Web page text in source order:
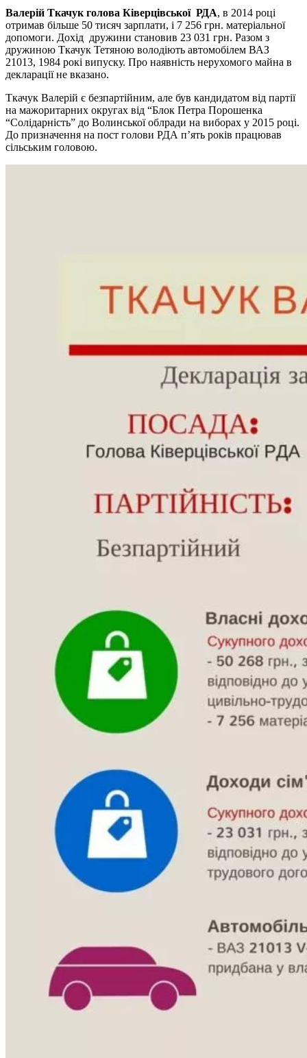
Валерій Ткачук голова Ківерцівської РДА, в 2014 році
отримав більше 50 тисяч зарплати, і 7 256 грн. матеріальної
допомоги. Дохід дружини становив 23 031 грн. Разом з
дружиною Ткачук Тетяною володіють автомобілем ВАЗ
21013, 1984 рокі випуску. Про наявність нерухомого майна в
декларації не вказано.
Ткачук Валерій є безпартійним, але був кандидатом від партії
на мажоритарних округах від “Блок Петра Порошенка
“Солідарність” до Волинської облради на виборах у 2015 році.
До призначення на пост голови РДА п’ять років працював
сільським головою.